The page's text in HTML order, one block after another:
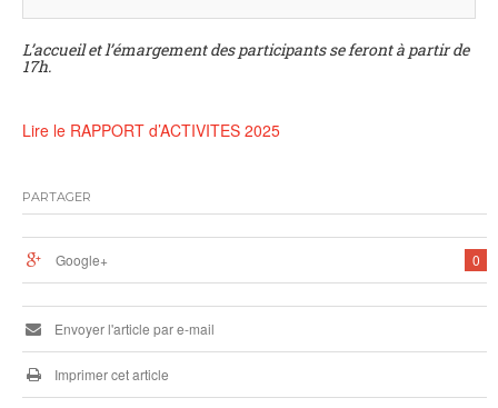
L’accueil et l’émargement des participants se feront à partir de
17h.
Lire le RAPPORT d’ACTIVITES 2025
PARTAGER
0
Google+
Envoyer l'article par e-mail
Imprimer cet article